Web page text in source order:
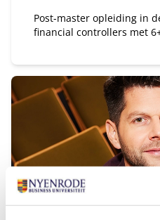
Post-master opleiding in
financial controllers met